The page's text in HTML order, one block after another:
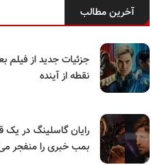
آخرین مطالب
جزئیات جدید از فیلم
نقطه از آینده
رایان گاسلینگ در
بمب خبری را منفجر